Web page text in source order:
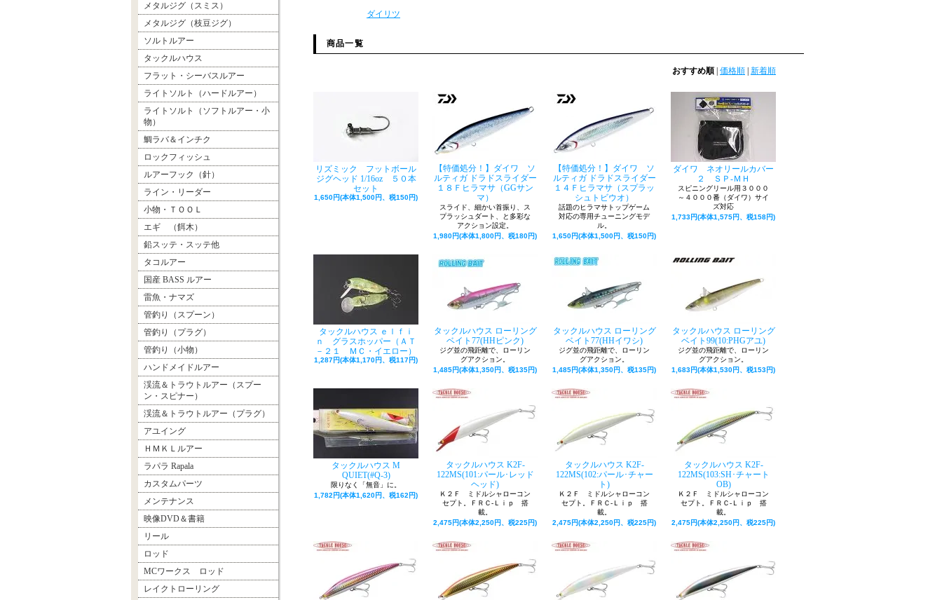
メタルジグ（スミス）
メタルジグ（枝豆ジグ）
ソルトルアー
タックルハウス
フラット・シーバスルアー
ライトソルト（ハードルアー）
ライトソルト（ソフトルアー・小
物）
鯛ラバ＆インチク
ロックフィッシュ
ルアーフック（針）
ライン・リーダー
小物・ＴＯＯＬ
エギ （餌木）
鉛スッテ・スッテ他
タコルアー
国産 BASS ルアー
雷魚・ナマズ
管釣り（スプーン）
管釣り（プラグ）
管釣り（小物）
ハンドメイドルアー
渓流＆トラウトルアー（スプー
ン・スピナー）
渓流＆トラウトルアー（プラグ）
アユイング
ＨＭＫＬルアー
ラパラ Rapala
カスタムパーツ
メンテナンス
映像DVD＆書籍
リール
ロッド
MCワークス ロッド
レイクトローリング
ダイリツ
商品一覧
おすすめ順 価格順 新着順
リズミック フットボール
ジグヘッド 1/16oz ５０本
セット
1,650円(本体1,500円、税150円)
【特価処分！】ダイワ ソ
ルティガ ドラドスライダー
１８Ｆヒラマサ（GGサン
マ）
スライド、細かい首振り、ス
プラッシュダート、と多彩な
アクション設定。
1,980円(本体1,800円、税180円)
【特価処分！】ダイワ ソ
ルティガ ドラドスライダー
１４Ｆヒラマサ（スプラッ
シュトビウオ）
話題のヒラマサトップゲーム
対応の専用チューニングモデ
ル。
1,650円(本体1,500円、税150円)
ダイワ ネオリールカバー
２ ＳＰ‐ＭＨ
スピニングリール用３０００
～４０００番（ダイワ）サイ
ズ対応
1,733円(本体1,575円、税158円)
タックルハウス ｅｌｆｉ
ｎ グラスホッパー（ＡＴ
－２１ ＭＣ・イエロー）
1,287円(本体1,170円、税117円)
タックルハウス ローリング
ベイト77(HHピンク)
ジグ並の飛距離で、ローリン
グアクション。
1,485円(本体1,350円、税135円)
タックルハウス ローリング
ベイト77(HHイワシ)
ジグ並の飛距離で、ローリン
グアクション。
1,485円(本体1,350円、税135円)
タックルハウス ローリング
ベイト99(10:PHGアユ)
ジグ並の飛距離で、ローリン
グアクション。
1,683円(本体1,530円、税153円)
タックルハウス M
QUIET(#Q‐3)
限りなく「無音」に。
1,782円(本体1,620円、税162円)
タックルハウス K2F-
122MS(101:パール･レッド
ヘッド)
Ｋ２Ｆ ミドルシャローコン
セプト。ＦＲＣ-Ｌｉｐ 搭
載。
2,475円(本体2,250円、税225円)
タックルハウス K2F-
122MS(102:パール･チャー
ト)
Ｋ２Ｆ ミドルシャローコン
セプト。ＦＲＣ-Ｌｉｐ 搭
載。
2,475円(本体2,250円、税225円)
タックルハウス K2F-
122MS(103:SH･チャート
OB)
Ｋ２Ｆ ミドルシャローコン
セプト。ＦＲＣ-Ｌｉｐ 搭
載。
2,475円(本体2,250円、税225円)